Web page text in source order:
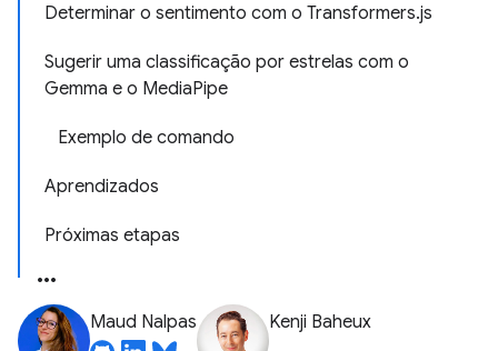
Determinar o sentimento com o Transformers.js
Sugerir uma classificação por estrelas com o
Gemma e o MediaPipe
Exemplo de comando
Aprendizados
Próximas etapas
Maud Nalpas Kenji Baheux